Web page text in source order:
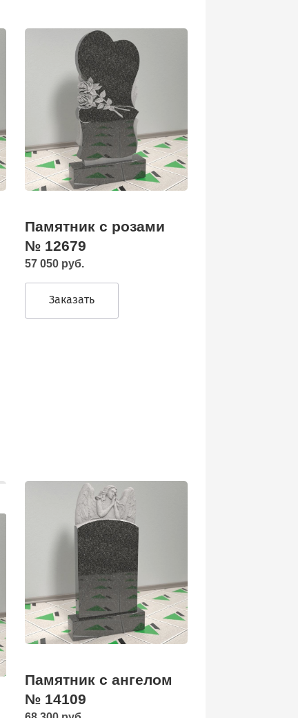
Памятник с розами
№ 12679
57 050 руб.
Заказать
Памятник с ангелом
№ 14109